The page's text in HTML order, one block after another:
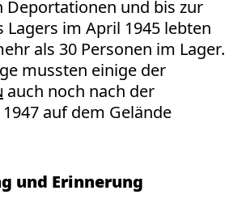
Deportationen und bis zur
Lagers im April 1945 lebten
als 30 Personen im Lager.
mussten einige der
auch noch nach der
auf dem Gelände
und Erinnerung